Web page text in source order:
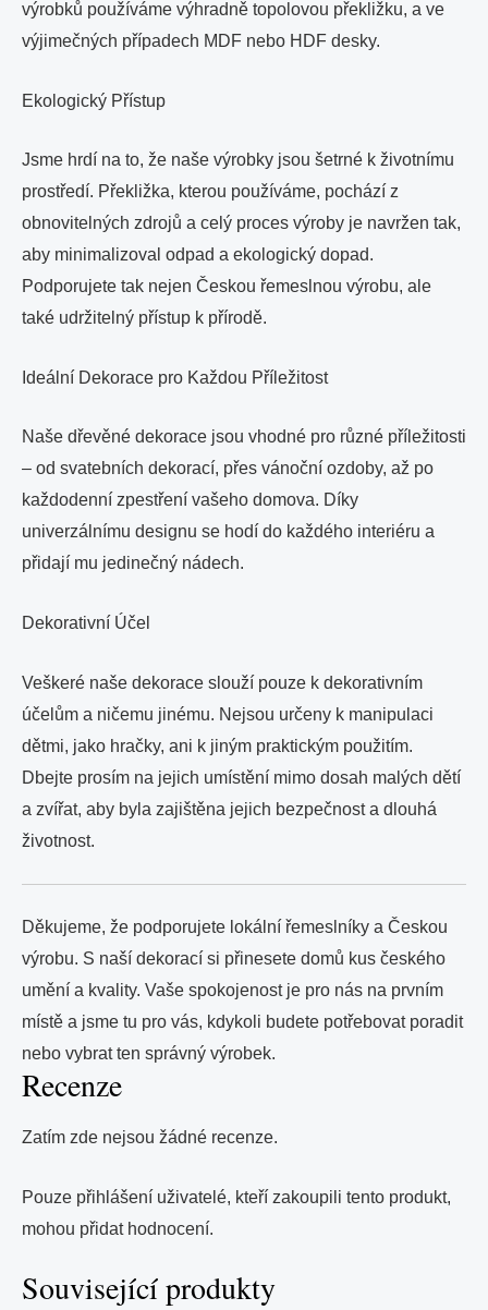
výrobků používáme výhradně topolovou překližku, a ve
výjimečných případech MDF nebo HDF desky.
Ekologický Přístup
Jsme hrdí na to, že naše výrobky jsou šetrné k životnímu
prostředí. Překližka, kterou používáme, pochází z
obnovitelných zdrojů a celý proces výroby je navržen tak,
aby minimalizoval odpad a ekologický dopad.
Podporujete tak nejen Českou řemeslnou výrobu, ale
také udržitelný přístup k přírodě.
Ideální Dekorace pro Každou Příležitost
Naše dřevěné dekorace jsou vhodné pro různé příležitosti
– od svatebních dekorací, přes vánoční ozdoby, až po
každodenní zpestření vašeho domova. Díky
univerzálnímu designu se hodí do každého interiéru a
přidají mu jedinečný nádech.
Dekorativní Účel
Veškeré naše dekorace slouží pouze k dekorativním
účelům a ničemu jinému. Nejsou určeny k manipulaci
dětmi, jako hračky, ani k jiným praktickým použitím.
Dbejte prosím na jejich umístění mimo dosah malých dětí
a zvířat, aby byla zajištěna jejich bezpečnost a dlouhá
životnost.
Děkujeme, že podporujete lokální řemeslníky a Českou
výrobu. S naší dekorací si přinesete domů kus českého
umění a kvality. Vaše spokojenost je pro nás na prvním
místě a jsme tu pro vás, kdykoli budete potřebovat poradit
nebo vybrat ten správný výrobek.
Recenze
Zatím zde nejsou žádné recenze.
Pouze přihlášení uživatelé, kteří zakoupili tento produkt,
mohou přidat hodnocení.
Související produkty